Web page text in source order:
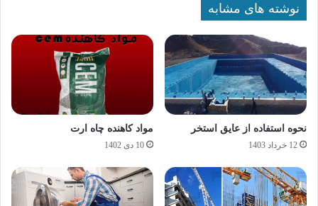
نوشته های مشابه
نحوه استفاده از عایق استخر
12 خرداد 1403
مواد کاهنده چاه ارت
10 دی 1402